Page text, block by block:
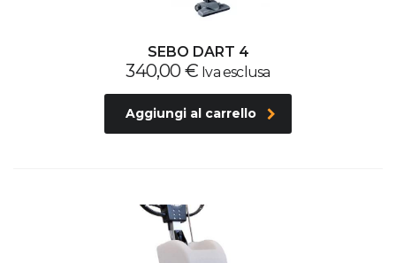
SEBO DART 4
340,00 € Iva esclusa
Aggiungi al carrello